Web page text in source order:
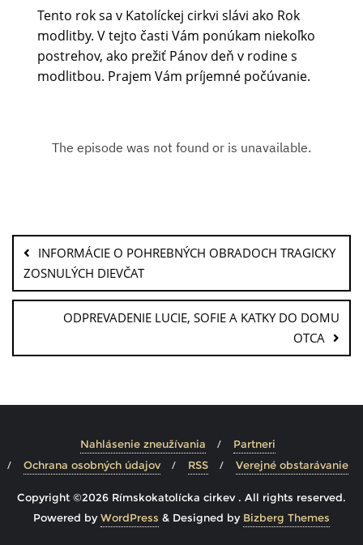
Tento rok sa v Katolíckej cirkvi slávi ako Rok
modlitby. V tejto časti Vám ponúkam niekoľko
postrehov, ako prežiť Pánov deň v rodine s
modlitbou. Prajem Vám príjemné počúvanie.
INFORMÁCIE O POHREBNÝCH OBRADOCH TRAGICKY
ZOSNULÝCH DIEVČAT
ODPREVADENIE LUCIE, SOFIE A KATKY DO DOMU
OTCA
Nahlásenie zneužívania
Partneri
Ochrana osobných údajov
RSS Verejné obstarávanie
Copyright ©2026 Rímskokatolícka cirkev . All rights reserved.
Powered byWordPress & Designed by Bizberg Themes